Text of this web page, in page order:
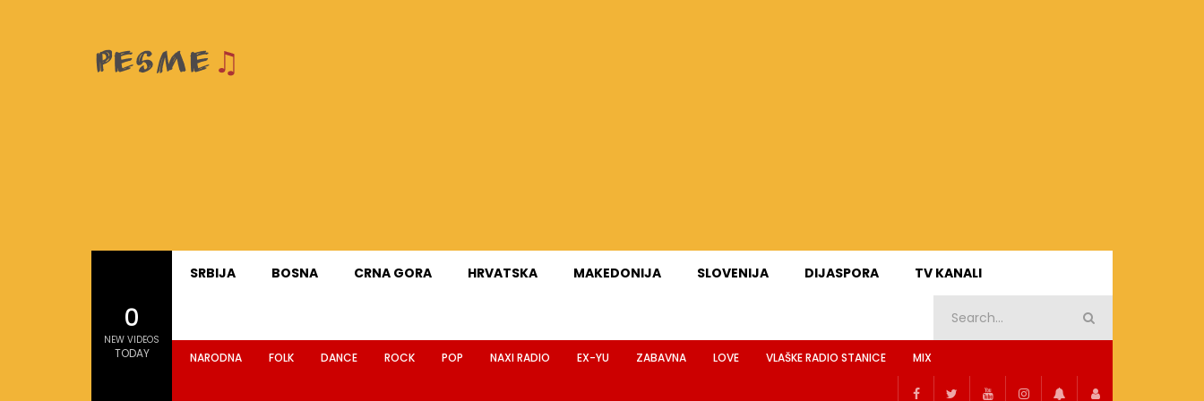
0
NEW VIDEOS
TODAY
SRBIJA BOSNA CRNA GORA HRVATSKA MAKEDONIJA SLOVENIJA DIJASPORA TV KANALI
NARODNA FOLK DANCE ROCK POP NAXI RADIO EX-YU ZABAVNA LOVE VLAŠKE RADIO STANICE MIX